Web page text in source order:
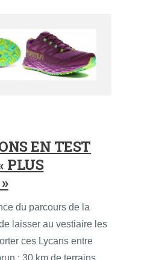
EN TEST
PLUS
du parcours de la
laisser au vestiaire les
ces Lycans entre
: 30 km de terrains